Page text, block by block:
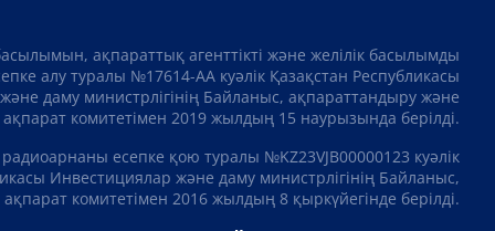
ақпараттық агенттікті және желілік басылымды
алу туралы №17614-АА куәлік Қазақстан Республикасы
даму министрлігінің Байланыс, ақпараттандыру және
ақпарат комитетімен 2019 жылдың 15 наурызында берілді.
есепке қою туралы №KZ23VJB00000123 куәлік
Инвестициялар және даму министрлігінің Байланыс,
комитетімен 2016 жылдың 8 қыркүйегінде берілді.